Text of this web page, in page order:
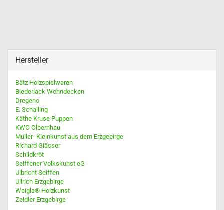
Hersteller
Bätz Holzspielwaren
Biederlack Wohndecken
Dregeno
E. Schalling
Käthe Kruse Puppen
KWO Olbernhau
Müller- Kleinkunst aus dem Erzgebirge
Richard Glässer
Schildkröt
Seiffener Volkskunst eG
Ulbricht Seiffen
Ullrich Erzgebirge
Weigla® Holzkunst
Zeidler Erzgebirge